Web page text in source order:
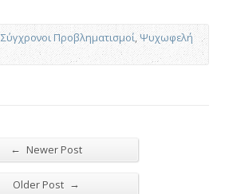
Σύγχρονοι Προβληματισμοί,Ψυχωφελή
← Newer Post
Older Post →